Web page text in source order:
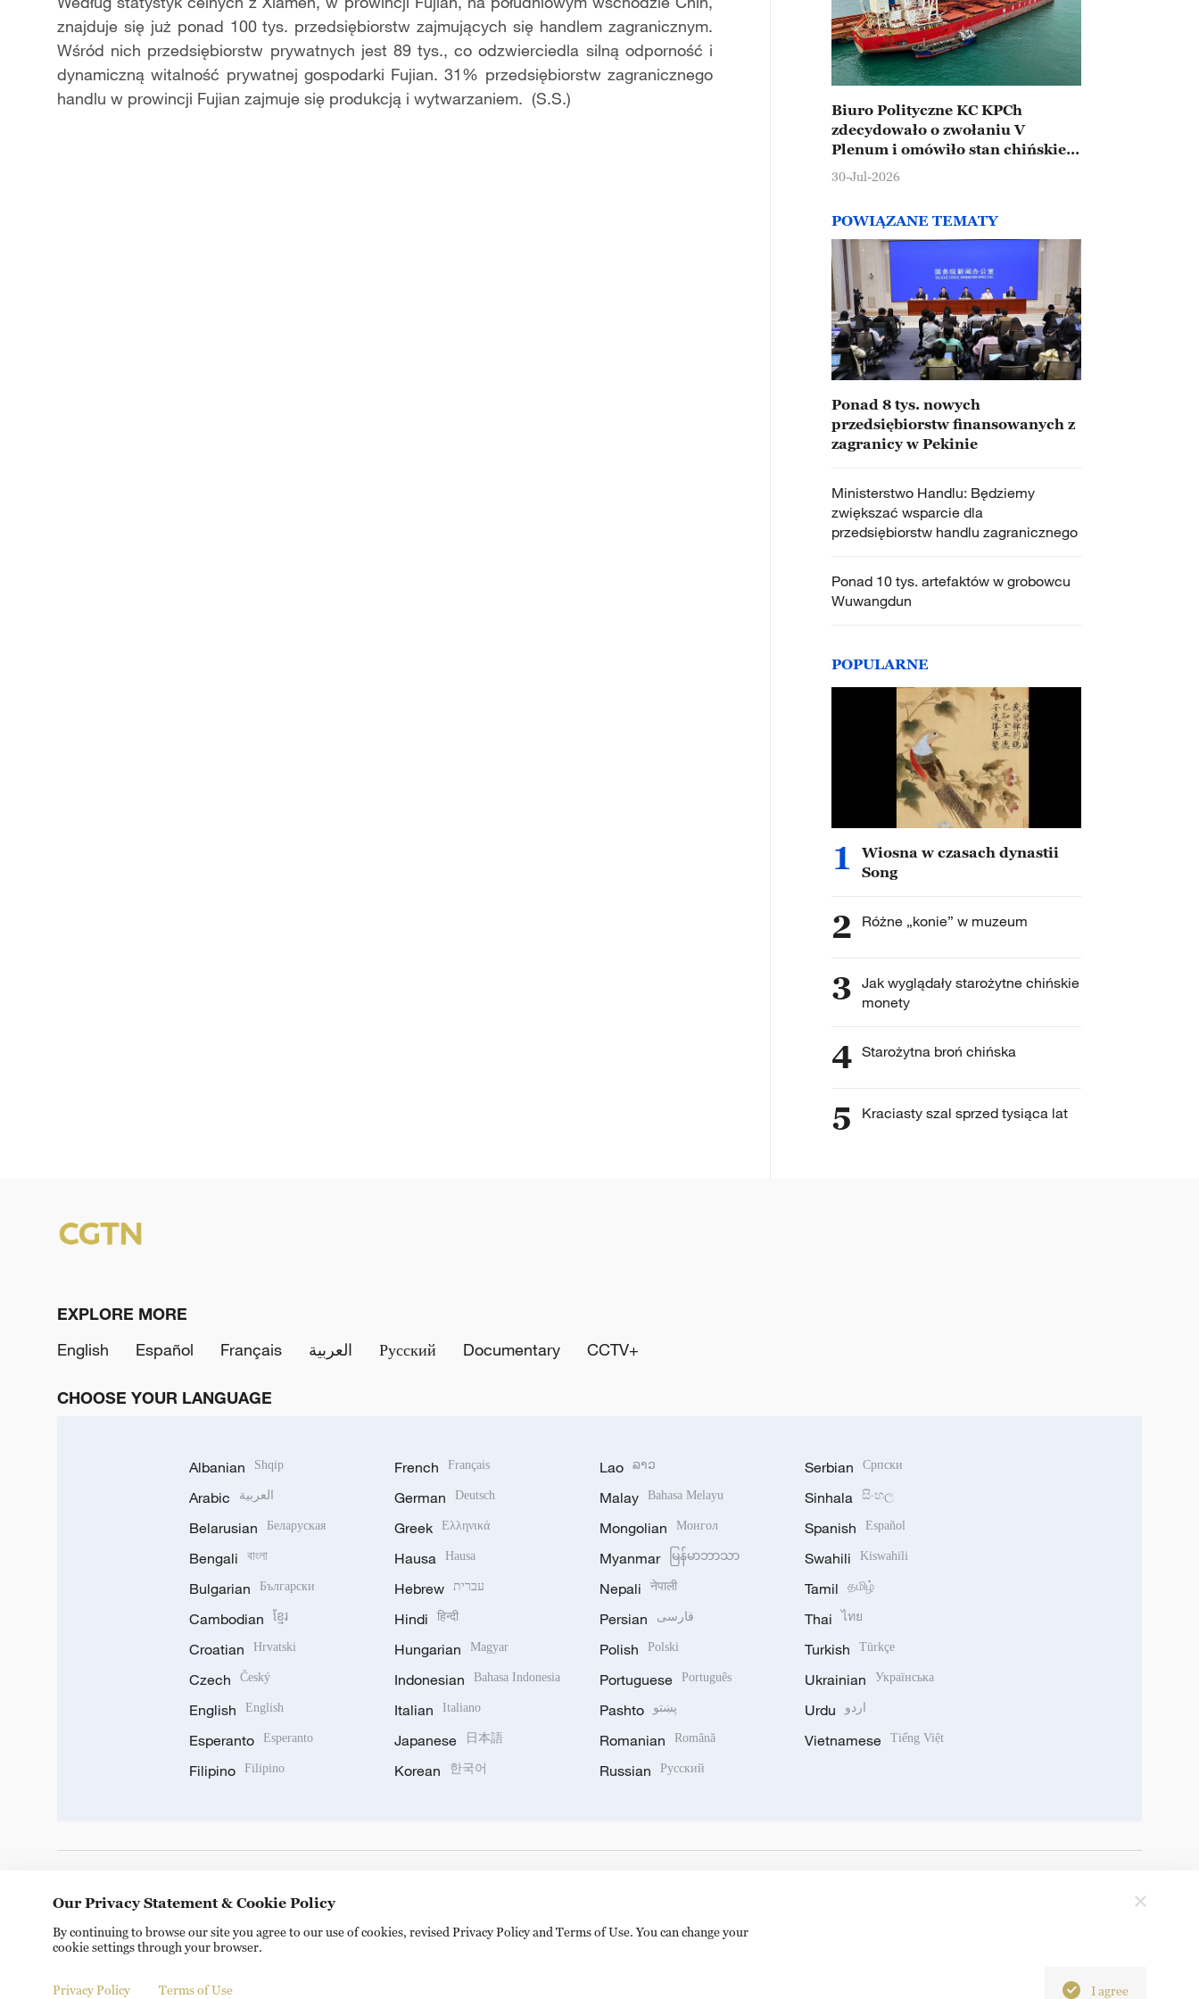
znajduje się już ponad 100 tys. przedsiębiorstw zajmujących się handlem zagranicznym.
Wśród nich przedsiębiorstw prywatnych jest 89 tys., co odzwierciedla silną odporność i
dynamiczną witalność prywatnej gospodarki Fujian. 31% przedsiębiorstw zagranicznego
handlu w prowincji Fujian zajmuje się produkcją i wytwarzaniem. (S.S.)
Biuro Polityczne KC KPCh
zdecydowało o zwołaniu V
Plenum i omówiło stan chińskiej
gospodarki
30-Jul-2026
POWIĄZANE TEMATY
Ponad 8 tys. nowych
przedsiębiorstw finansowanych z
zagranicy w Pekinie
Ministerstwo Handlu: Będziemy
zwiększać wsparcie dla
przedsiębiorstw handlu zagranicznego
Ponad 10 tys. artefaktów w grobowcu
Wuwangdun
POPULARNE
1
Wiosna w czasach dynastii
Song
2 Różne „konie” w muzeum
3 Jak wyglądały starożytne chińskie
monety
4 Starożytna broń chińska
5 Kraciasty szal sprzed tysiąca lat
EXPLORE MORE
English
Español Français العربية Русский Documentary CCTV+
CHOOSE YOUR LANGUAGE
Albanian Shqip
Arabic العربية
Belarusian Беларуская
Bengali বাংলা
Bulgarian Български
Cambodian ខ្មែរ
Croatian Hrvatski
Czech Český
English English
Esperanto Esperanto
Filipino Filipino
French Français
German Deutsch
Greek Ελληνικά
Hausa Hausa
Hebrew עברית
Hindi हिन्दी
Hungarian Magyar
Indonesian Bahasa Indonesia
Italian Italiano
Japanese 日本語
Korean 한국어
Lao ລາວ
Malay Bahasa Melayu
Mongolian Монгол
Myanmar မြန်မာဘာသာ
Nepali नेपाली
Persian فارسی
Polish Polski
Portuguese Português
Pashto پښتو
Romanian Română
Russian Русский
Serbian Српски
Sinhala සිංහල
Spanish Español
Swahili Kiswahili
Tamil தமிழ்
Thai ไทย
Turkish Türkçe
Ukrainian Українська
Urdu اردو
Vietnamese Tiếng Việt
Copyright © 2024 CGTN. 京ICP备20000184号
Our Privacy Statement & Cookie Policy
By continuing to browse our site you agree to our use of cookies, revised Privacy Policy and Terms of Use. You can change your
cookie settings through your browser.
Privacy Policy Terms of Use I agree